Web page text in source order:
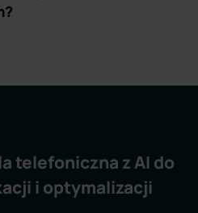
telefoniczna z AI do
i optymalizacji